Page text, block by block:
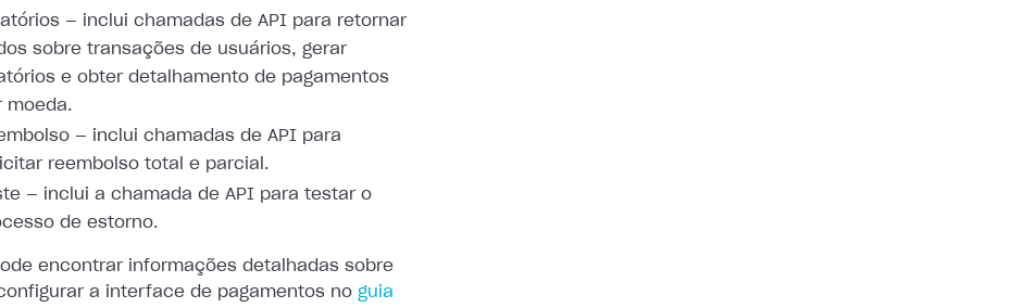
— inclui chamadas de API para retornar
sobre transações de usuários, gerar
e obter detalhamento de pagamentos
moeda.
— inclui chamadas de API para
reembolso total e parcial.
— inclui a chamada de API para testar o
de estorno.
encontrar informações detalhadas sobre
a interface de pagamentos no guia